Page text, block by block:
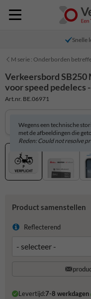
Snelle
M serie : Onderborden
Verkeersbord
voor speed pedelecs
Art.nr. BE.06971
Wegens een technische
met de afbeeldingen die
Reden: Could not resolve
Product samenstellen
Reflecterend
Levertijd:7-8 werkdagen